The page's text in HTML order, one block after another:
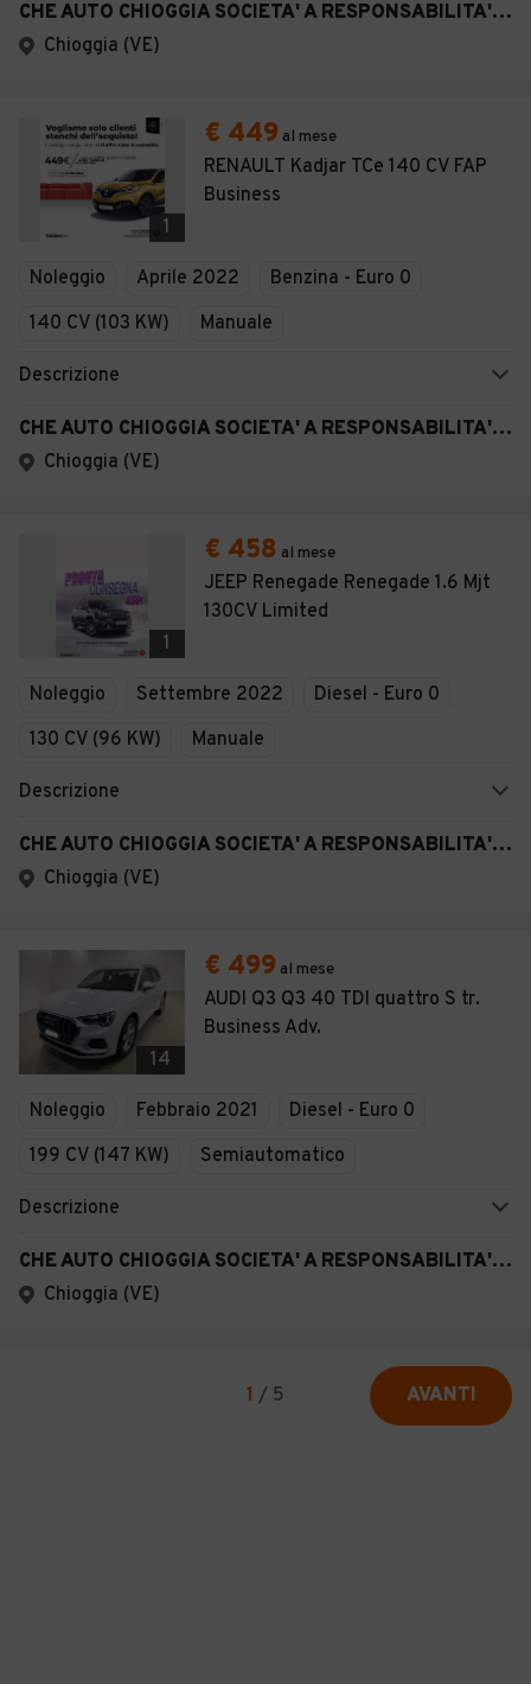
CHE AUTO CHIOGGIA SOCIETA' A RESPONSABILITA' LIMITATA SEMPLIFICAT A
Chioggia (VE)
1
€ 449 al mese
RENAULT Kadjar TCe 140 CV FAP
Business
Noleggio Aprile 2022
Benzina - Euro 0
140 CV (103 KW)
Manuale
Descrizione
CHE AUTO CHIOGGIA SOCIETA' A RESPONSABILITA' LIMITATA SEMPLIFICAT A
Chioggia (VE)
1
€ 458 al mese
JEEP Renegade Renegade 1.6 Mjt
130CV Limited
Noleggio Settembre 2022
Diesel - Euro 0
130 CV (96 KW)
Manuale
Descrizione
CHE AUTO CHIOGGIA SOCIETA' A RESPONSABILITA' LIMITATA SEMPLIFICAT A
Chioggia (VE)
14
€ 499 al mese
AUDI Q3 Q3 40 TDI quattro S tr.
Business Adv.
Noleggio Febbraio 2021
Diesel - Euro 0
199 CV (147 KW)
Semiautomatico
Descrizione
CHE AUTO CHIOGGIA SOCIETA' A RESPONSABILITA' LIMITATA SEMPLIFICAT A
Chioggia (VE)
1 / 5 AVANTI